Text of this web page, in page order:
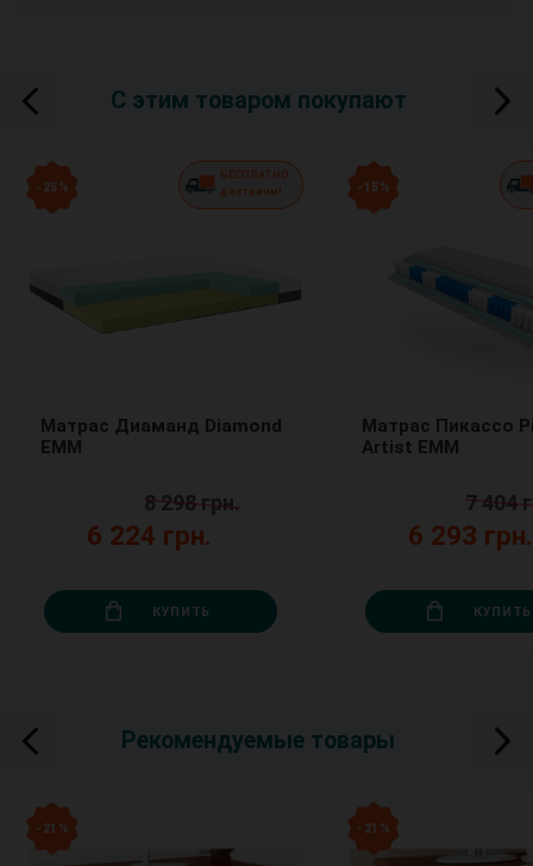
С этим товаром покупают
- 25 %
БЕСПЛАТНО
доставим!
Матрас Диаманд Diamond
ЕММ
6 224 грн.
8 298 грн.
КУПИТЬ
- 15 %
Матрас Пикассо
Artist ЕММ
6 293
7 404
КУПИТЬ
Рекомендуемые товары
- 21 % - 21 %